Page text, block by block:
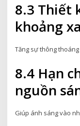
8.3 Thiết
khoảng
Tăng sự thông
8.4 Hạn
nguồn
Giúp ánh sáng vào